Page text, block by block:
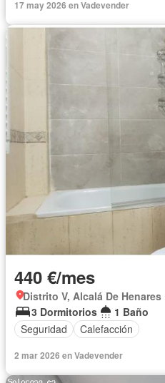
17 may 2026 en Vadevender
440 €/mes
Distrito V, Alcalá De Henares
3 Dormitorios
1 Baño
Seguridad
Calefacción
2 mar 2026 en Vadevender